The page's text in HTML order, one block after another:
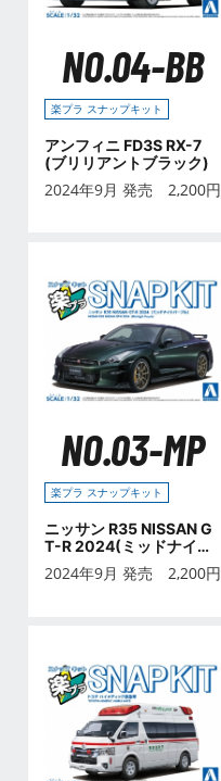
NO.04-BB
楽プラ スナップキット
アンフィニ FD3S RX-7
(ブリリアントブラック)
2024年9月 発売 2,200円
NO.03-MP
楽プラ スナップキット
ニッサン R35 NISSAN G
T-R 2024(ミッドナイト
パープル)
2024年9月 発売 2,200円